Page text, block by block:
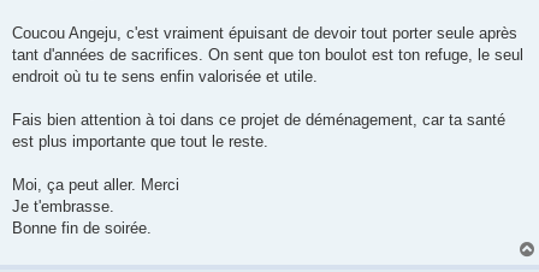
g
Coucou Angeju, c'est vraiment épuisant de devoir tout porter seule après
tant d'années de sacrifices. On sent que ton boulot est ton refuge, le seul
endroit où tu te sens enfin valorisée et utile.
Fais bien attention à toi dans ce projet de déménagement, car ta santé
est plus importante que tout le reste.
Moi, ça peut aller. Merci
Je t'embrasse.
Bonne fin de soirée.